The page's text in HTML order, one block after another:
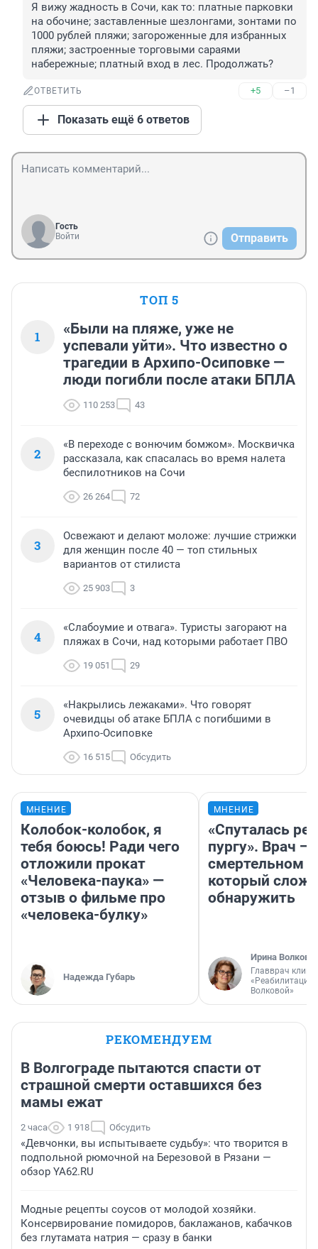
Я вижу жадность в Сочи, как то: платные парковки
на обочине; заставленные шезлонгами, зонтами по
1000 рублей пляжи; загороженные для избранных
пляжи; застроенные торговыми сараями
набережные; платный вход в лес. Продолжать?
ОТВЕТИТЬ +5 –1
Показать ещё 6 ответов
Гость
Войти
Отправить
ТОП 5
1
«Были на пляже, уже не
успевали уйти». Что известно о
трагедии в Архипо-Осиповке —
люди погибли после атаки БПЛА
110 253 43
2
«В переходе с вонючим бомжом». Москвичка
рассказала, как спасалась во время налета
беспилотников на Сочи
26 264 72
3
Освежают и делают моложе: лучшие стрижки
для женщин после 40 — топ стильных
вариантов от стилиста
25 903 3
4
«Слабоумие и отвага». Туристы загорают на
пляжах в Сочи, над которыми работает ПВО
19 051 29
5
«Накрылись лежаками». Что говорят
очевидцы об атаке БПЛА с погибшими в
Архипо-Осиповке
16 515 Обсудить
МНЕНИЕ
Колобок-колобок, я
тебя боюсь! Ради чего
отложили прокат
«Человека-паука» —
отзыв о фильме про
«человека-булку»
Надежда Губарь
МНЕНИЕ
«Спуталась
пургу». Врач —
смертельном
который
обнаружить
Ирина Волкова
Главврач
«Реабилитация
Волковой»
РЕКОМЕНДУЕМ
В Волгограде пытаются спасти от
страшной смерти оставшихся без
мамы ежат
2 часа 1 918 Обсудить
«Девчонки, вы испытываете судьбу»: что творится в
подпольной рюмочной на Березовой в Рязани —
обзор YA62.RU
Модные рецепты соусов от молодой хозяйки.
Консервирование помидоров, баклажанов, кабачков
без глутамата натрия — сразу в банки